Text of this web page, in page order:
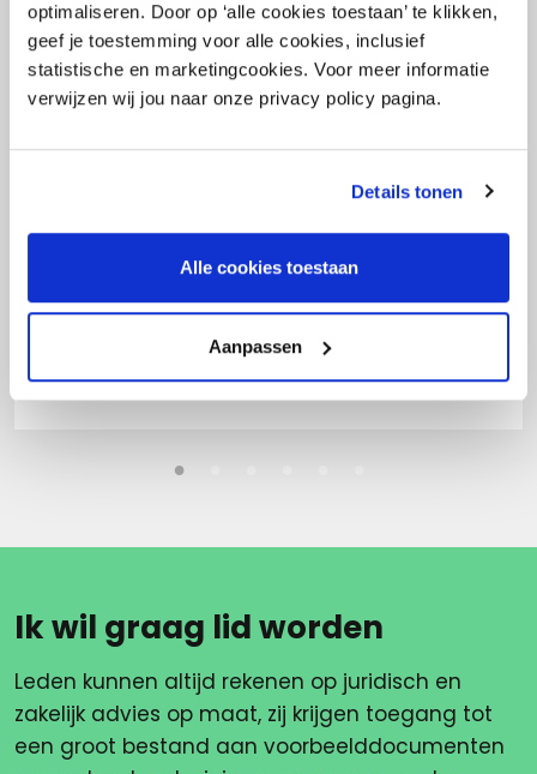
optimaliseren. Door op ‘alle cookies toestaan’ te klikken,
geef je toestemming voor alle cookies, inclusief
statistische en marketingcookies. Voor meer informatie
verwijzen wij jou naar onze privacy policy pagina.
Details tonen
Alle cookies toestaan
Aanpassen
- Gerelateerd -
Leave schemes
Ik wil graag lid worden
Leden kunnen altijd rekenen op juridisch en
zakelijk advies op maat, zij krijgen toegang tot
een groot bestand aan voorbeelddocumenten